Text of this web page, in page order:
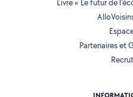
Livre « Le futur de
Partenaires et